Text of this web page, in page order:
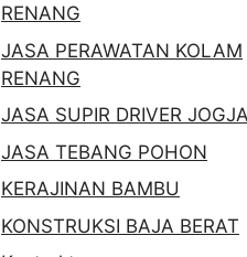
RENANG
JASA PERAWATAN KOLAM
RENANG
JASA SUPIR DRIVER JOGJA
JASA TEBANG POHON
KERAJINAN BAMBU
KONSTRUKSI BAJA BERAT